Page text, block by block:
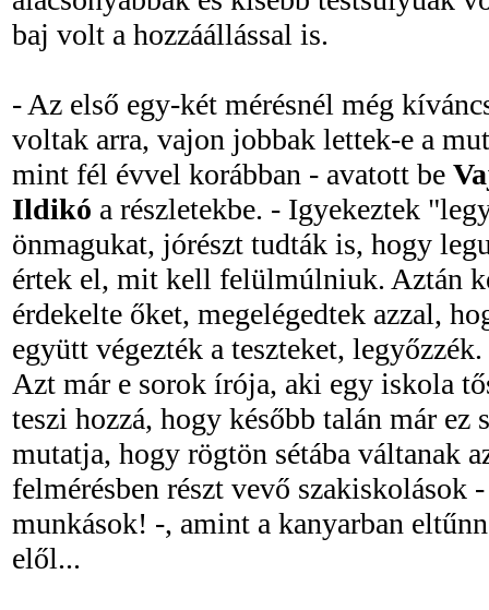
baj volt a hozzáállással is.
- Az első egy-két mérésnél még
voltak arra, vajon jobbak lettek-e a
mint fél évvel korábban - avatott be
Ildikó a részletekbe. - Igyekeztek
önmagukat, jórészt tudták is, hogy
értek el, mit kell felülmúlniuk. Aztán
érdekelte őket, megelégedtek azzal,
együtt végezték a teszteket, legyőzzék.
Azt már e sorok írója, aki egy iskola
teszi hozzá, hogy később talán már ez
mutatja, hogy rögtön sétába váltanak
felmérésben részt vevő szakiskolások
munkások! -, amint a kanyarban
elől...